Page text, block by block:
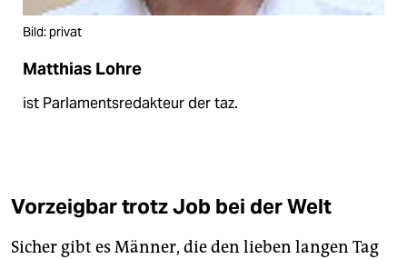
Bild: privat
Matthias Lohre
ist Parlamentsredakteur der taz.
Vorzeigbar trotz Job bei der Welt
Sicher gibt es Männer, die den lieben langen Tag